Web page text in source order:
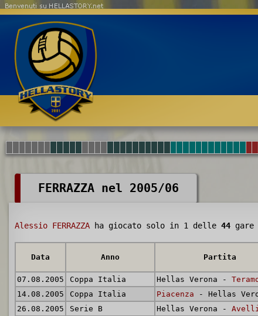
Benvenuti su HELLASTORY.net
FERRAZZA nel 2005/06
Alessio FERRAZZA ha giocato solo in 1 delle 44 gare
Data Anno Partita
07.08.2005
Coppa Italia Hellas Verona -
14.08.2005
Coppa Italia Piacenza - Hellas
26.08.2005
Serie B Hellas Verona -